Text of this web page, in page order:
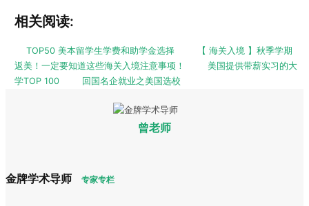
相关阅读:
TOP50 美本留学生学费和助学金选择
【 海关入境 】秋季学期
返美！一定要知道这些海关入境注意事项！
美国提供带薪实习的大
学TOP 100
回国名企就业之美国选校
曾老师
金牌学术导师 专家专栏